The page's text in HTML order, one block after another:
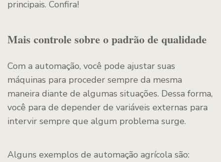
principais. Confira!
Mais controle sobre o padrão de qualidade
Com a automação, você pode ajustar suas
máquinas para proceder sempre da mesma
maneira diante de algumas situações. Dessa forma,
você para de depender de variáveis externas para
intervir sempre que algum problema surge.
Alguns exemplos de automação agrícola são: